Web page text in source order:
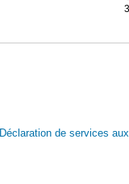
Déclaration de services